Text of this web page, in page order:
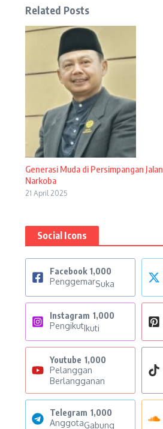
Related Posts
Generasi Muda di Persimpangan
Narkoba
21 April 2025
Social Icons
Facebook 1,000
PenggemarSuka
Instagram 1,000
PengikutIkuti
Youtube 1,000
Pelanggan
Berlangganan
Telegram 1,000
AnggotaGabung